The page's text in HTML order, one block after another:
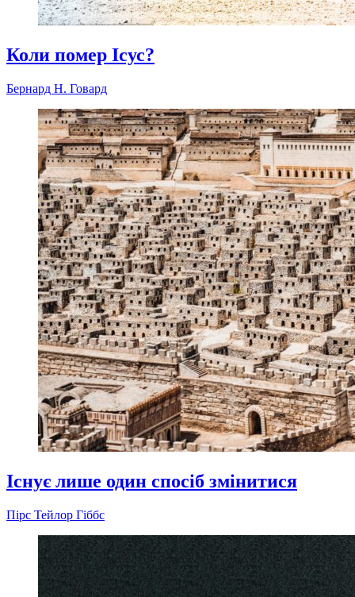
Коли помер Ісус?
Бернард Н. Говард
Існує лише один спосіб змінитися
Пірс Тейлор Гіббс